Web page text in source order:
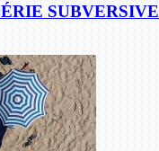
SUBVERSIVE